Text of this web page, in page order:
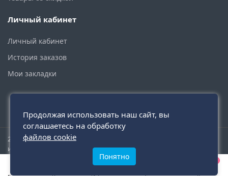
0
Личный кабинет
Личный кабинет
История заказов
Мои закладки
2015 - 2026 © santehmoskva.ru — интернет-магазин сантехники
инженерной и бытовой.
Продолжая использовать наш сайт, вы
соглашаетесь на обработку
файлов cookie
Понятно